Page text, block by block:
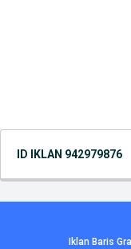
ID IKLAN 942979876
Iklan Baris